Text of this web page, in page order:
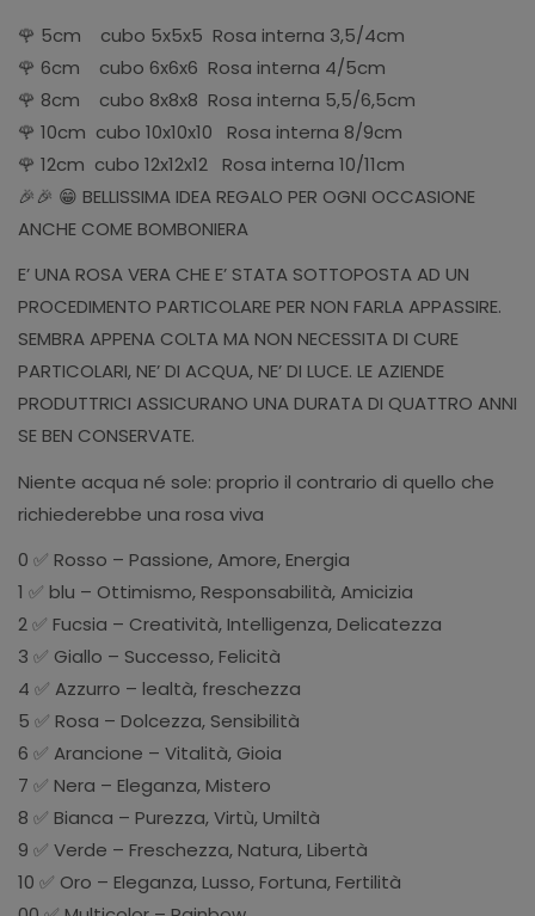
🌹 5cm cubo 5x5x5 Rosa interna 3,5/4cm
🌹 6cm cubo 6x6x6 Rosa interna 4/5cm
🌹 8cm cubo 8x8x8 Rosa interna 5,5/6,5cm
🌹 10cm cubo 10x10x10 Rosa interna 8/9cm
🌹 12cm cubo 12x12x12 Rosa interna 10/11cm
🎉🎉 😁 BELLISSIMA IDEA REGALO PER OGNI OCCASIONE
ANCHE COME BOMBONIERA
E’ UNA ROSA VERA CHE E’ STATA SOTTOPOSTA AD UN
PROCEDIMENTO PARTICOLARE PER NON FARLA APPASSIRE.
SEMBRA APPENA COLTA MA NON NECESSITA DI CURE
PARTICOLARI, NE’ DI ACQUA, NE’ DI LUCE. LE AZIENDE
PRODUTTRICI ASSICURANO UNA DURATA DI QUATTRO ANNI
SE BEN CONSERVATE.
Niente acqua né sole: proprio il contrario di quello che
richiederebbe una rosa viva
0 ✅ Rosso – Passione, Amore, Energia
1 ✅ blu – Ottimismo, Responsabilità, Amicizia
2 ✅ Fucsia – Creatività, Intelligenza, Delicatezza
3 ✅ Giallo – Successo, Felicità
4 ✅ Azzurro – lealtà, freschezza
5 ✅ Rosa – Dolcezza, Sensibilità
6 ✅ Arancione – Vitalità, Gioia
7 ✅ Nera – Eleganza, Mistero
8 ✅ Bianca – Purezza, Virtù, Umiltà
9 ✅ Verde – Freschezza, Natura, Libertà
10 ✅ Oro – Eleganza, Lusso, Fortuna, Fertilità